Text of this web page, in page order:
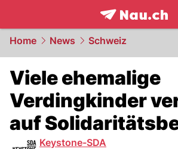
frontpage.
Home News Schweiz
Viele ehemalige
Verdingkinder
auf
Keystone-SDA